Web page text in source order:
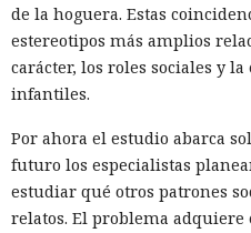
de la hoguera. Estas
estereotipos más amplios
carácter, los roles sociales y
infantiles.
Por ahora el estudio abarca
futuro los especialistas
estudiar qué otros patrones
relatos. El problema